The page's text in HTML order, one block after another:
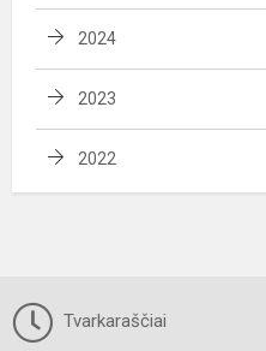
2024
2023
2022
Tvarkaraščiai